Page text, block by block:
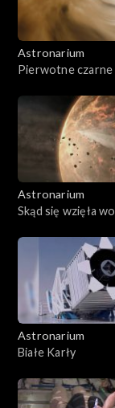
Astronarium
Pierwotne czarne
Astronarium
Skąd się wzięła
Astronarium
Białe Karły